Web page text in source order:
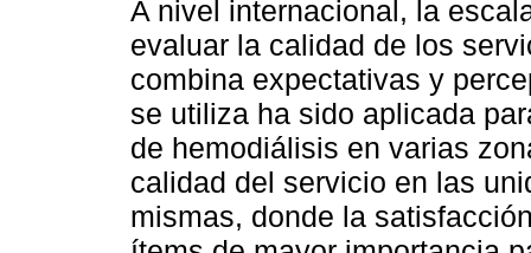
A nivel internacional, la
evaluar la calidad de los
combina expectativas y
se utiliza ha sido aplicada
de hemodiálisis en varias
calidad del servicio en las
mismas, donde la